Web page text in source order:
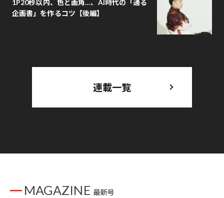
1P20秒以内、色と画角…、AI時代の「通る
企画書」を作るコツ【後編】
連載一覧
MAGAZINE 最新号